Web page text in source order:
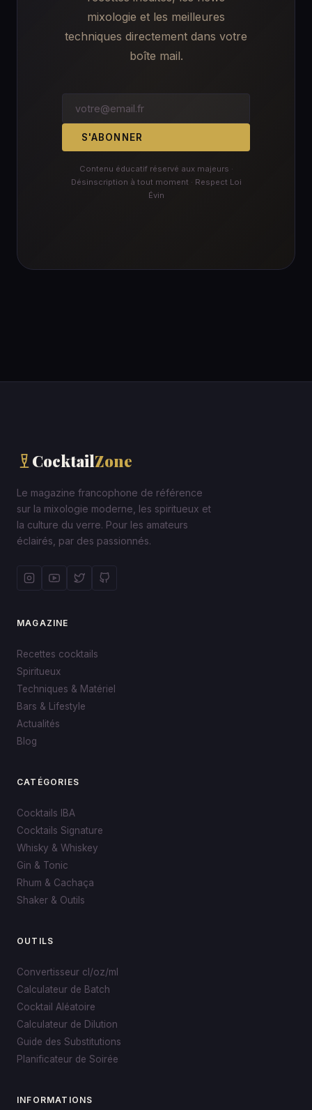
mixologie et les meilleures
techniques directement dans votre
boîte mail.
S'ABONNER
Contenu éducatif réservé aux majeurs ·
Désinscription à tout moment · Respect Loi
Évin
CocktailZone
Le magazine francophone de référence
sur la mixologie moderne, les spiritueux et
la culture du verre. Pour les amateurs
éclairés, par des passionnés.
MAGAZINE
Recettes cocktails
Spiritueux
Techniques & Matériel
Bars & Lifestyle
Actualités
Blog
CATÉGORIES
Cocktails IBA
Cocktails Signature
Whisky & Whiskey
Gin & Tonic
Rhum & Cachaça
Shaker & Outils
OUTILS
Convertisseur cl/oz/ml
Calculateur de Batch
Cocktail Aléatoire
Calculateur de Dilution
Guide des Substitutions
Planificateur de Soirée
INFORMATIONS